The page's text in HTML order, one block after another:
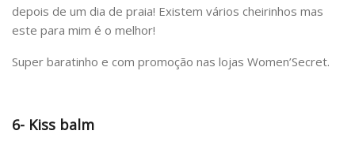
depois de um dia de praia! Existem vários cheirinhos mas
este para mim é o melhor!
Super baratinho e com promoção nas lojas Women’Secret.
6- Kiss balm